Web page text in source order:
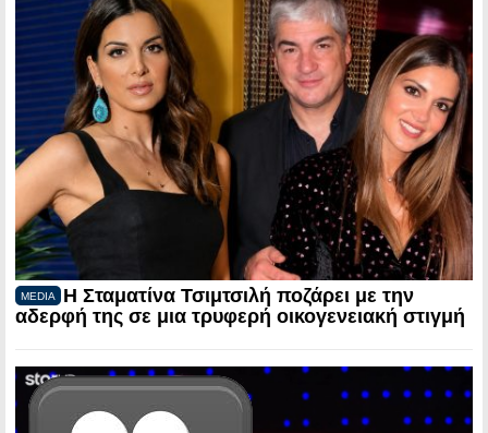
MEDIA
Η Σταματίνα Τσιμτσιλή ποζάρει με την
αδερφή της σε μια τρυφερή οικογενειακή στιγμή